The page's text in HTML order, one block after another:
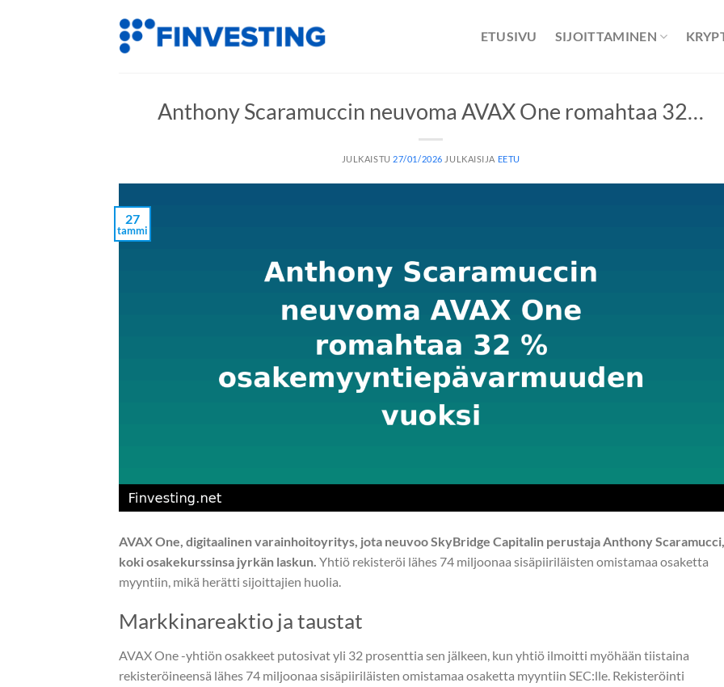
ETUSIVU SIJOITTAMINEN
Anthony Scaramuccin neuvoma AVAX One romahtaa 32…
JULKAISTU 27/01/2026 JULKAISIJA EETU
27
tammi
AVAX One, digitaalinen varainhoitoyritys, jota neuvoo SkyBridge Capitalin perustaja Anthony Scaramucci,
koki osakekurssinsa jyrkän laskun. Yhtiö rekisteröi lähes 74 miljoonaa sisäpiiriläisten omistamaa osaketta
myyntiin, mikä herätti sijoittajien huolia.
Markkinareaktio ja taustat
AVAX One -yhtiön osakkeet putosivat yli 32 prosenttia sen jälkeen, kun yhtiö ilmoitti myöhään tiistaina
rekisteröineensä lähes 74 miljoonaa sisäpiiriläisten omistamaa osaketta myyntiin SEC:lle. Rekisteröinti